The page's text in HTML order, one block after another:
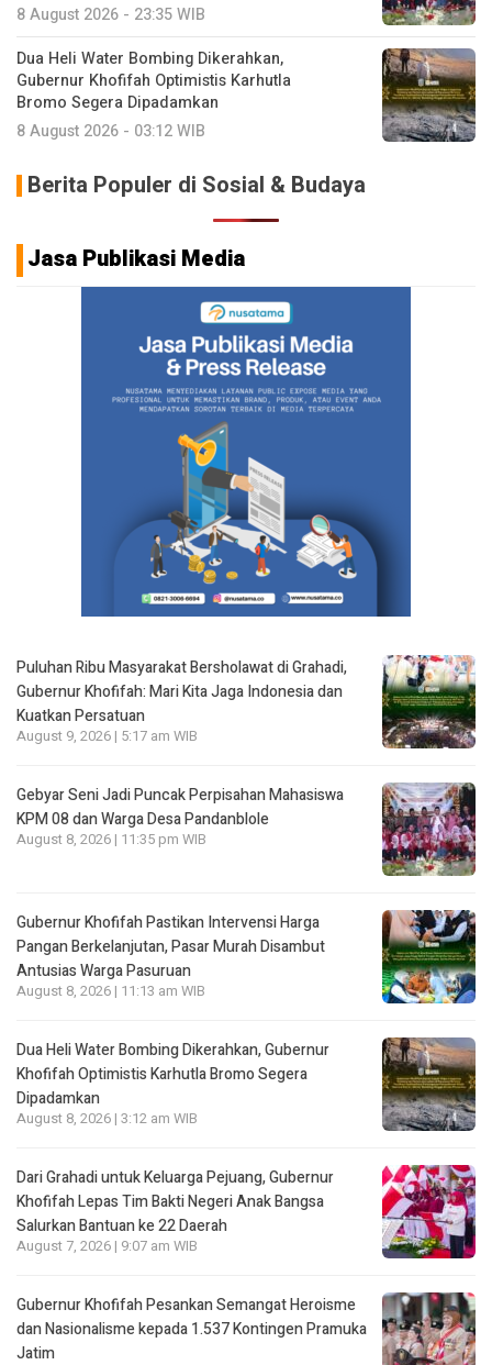
8 August 2026 - 23:35 WIB
Dua Heli Water Bombing Dikerahkan,
Gubernur Khofifah Optimistis Karhutla
Bromo Segera Dipadamkan
8 August 2026 - 03:12 WIB
Berita Populer di Sosial & Budaya
Jasa Publikasi Media
Puluhan Ribu Masyarakat Bersholawat di Grahadi,
Gubernur Khofifah: Mari Kita Jaga Indonesia dan
Kuatkan Persatuan
August 9, 2026 | 5:17 am WIB
Gebyar Seni Jadi Puncak Perpisahan Mahasiswa
KPM 08 dan Warga Desa Pandanblole
August 8, 2026 | 11:35 pm WIB
Gubernur Khofifah Pastikan Intervensi Harga
Pangan Berkelanjutan, Pasar Murah Disambut
Antusias Warga Pasuruan
August 8, 2026 | 11:13 am WIB
Dua Heli Water Bombing Dikerahkan, Gubernur
Khofifah Optimistis Karhutla Bromo Segera
Dipadamkan
August 8, 2026 | 3:12 am WIB
Dari Grahadi untuk Keluarga Pejuang, Gubernur
Khofifah Lepas Tim Bakti Negeri Anak Bangsa
Salurkan Bantuan ke 22 Daerah
August 7, 2026 | 9:07 am WIB
Gubernur Khofifah Pesankan Semangat Heroisme
dan Nasionalisme kepada 1.537 Kontingen Pramuka
Jatim